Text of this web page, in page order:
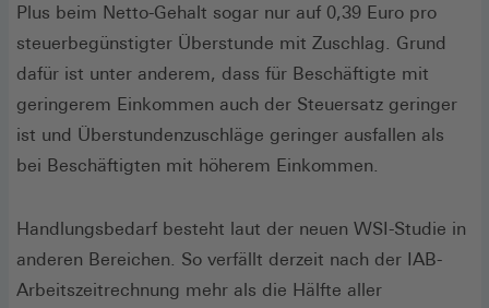
Plus beim Netto-Gehalt sogar nur auf 0,39 Euro pro
steuerbegünstigter Überstunde mit Zuschlag. Grund
dafür ist unter anderem, dass für Beschäftigte mit
geringerem Einkommen auch der Steuersatz geringer
ist und Überstundenzuschläge geringer ausfallen als
bei Beschäftigten mit höherem Einkommen.
Handlungsbedarf besteht laut der neuen WSI-Studie in
anderen Bereichen. So verfällt derzeit nach der IAB-
Arbeitszeitrechnung mehr als die Hälfte aller